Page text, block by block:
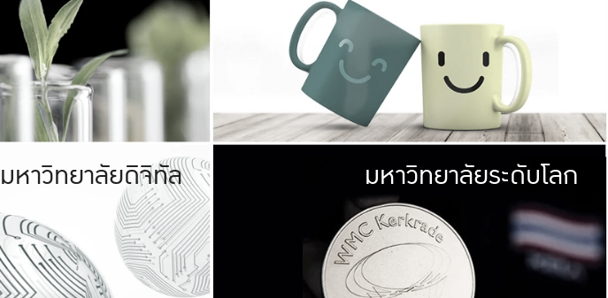
เป็นป่าในเมือง (URBAN FOREST)
เกษตรในเมือง (URBAN AGRICULTURE)
ที่นับรวมกันได้ประมาณ 1,400 ไร่
ให้กับประชาชน
มหาวิทยาลัยรับผิดชอบต่อสังคม
ร่วมมือกับชุมชน เพื่อความกินดีอยู่ดี
และความสุขอย่างยั่งยืน
มองปัญหาในภาพกว้าง
แก้ไขจากปัญหาจุดเล็กๆ
มหาวิทยาลัยดิจิทัล มหาวิทยา
พร้อมที่จ
และผลักดันในการใช้ระบบส
เพื่อการทำงานแ
มหาวิทยาลัยระดับโลก